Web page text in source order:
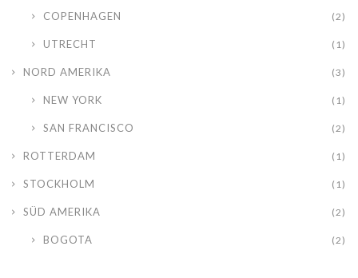
COPENHAGEN (2)
UTRECHT (1)
NORD AMERIKA (3)
NEW YORK (1)
SAN FRANCISCO (2)
ROTTERDAM (1)
STOCKHOLM (1)
SÜD AMERIKA (2)
BOGOTA (2)